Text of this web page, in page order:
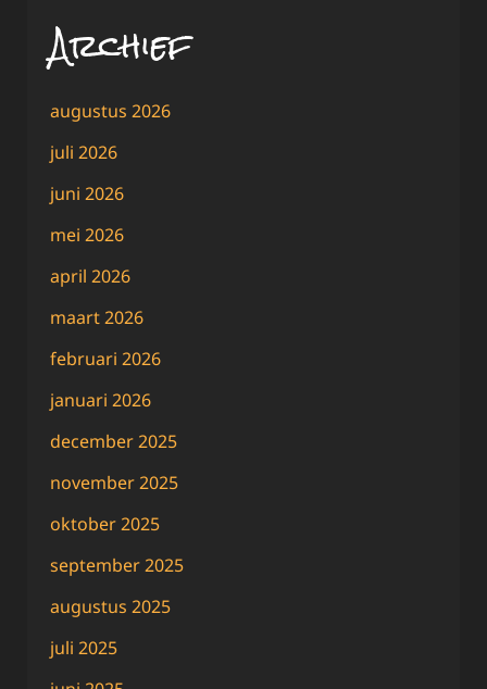
Archief
augustus 2026
juli 2026
juni 2026
mei 2026
april 2026
maart 2026
februari 2026
januari 2026
december 2025
november 2025
oktober 2025
september 2025
augustus 2025
juli 2025